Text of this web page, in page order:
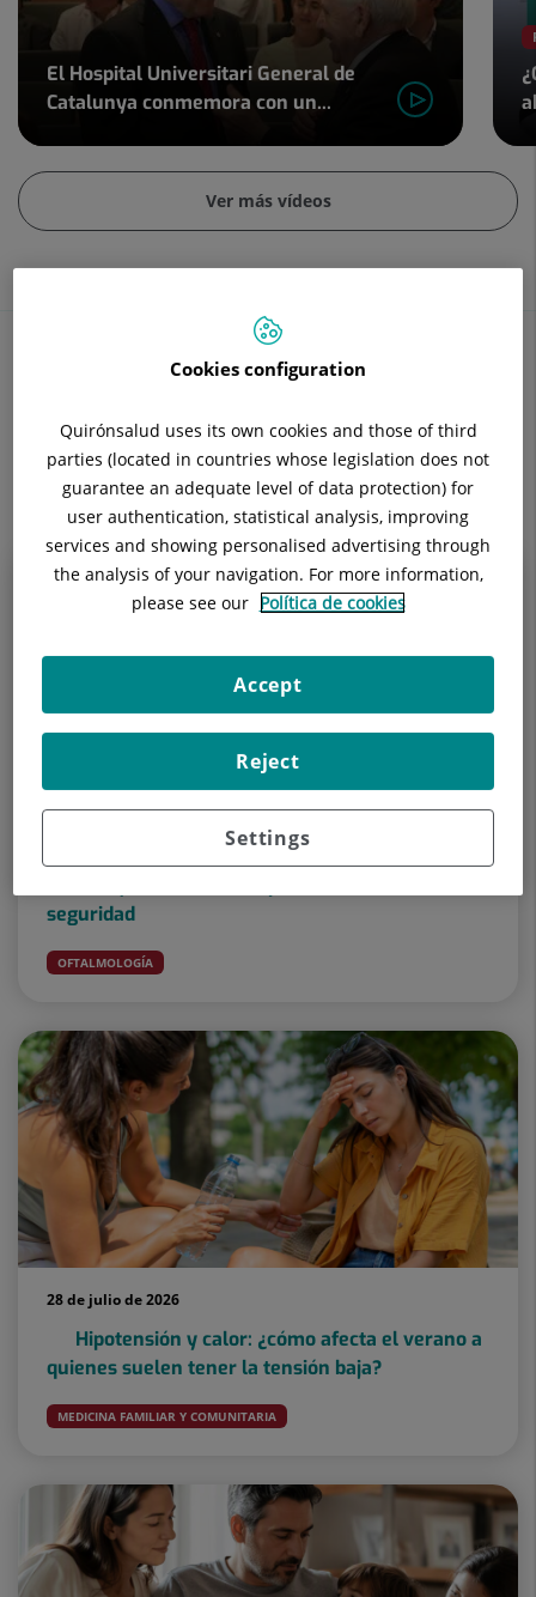
El Hospital Universitari General de
Catalunya conmemora con un...
2
de
4
Ver más vídeos
Conoce tu salud desde todas las perspectivas
3 de agosto de 2026
Eclipse solar del 12 de agosto: cómo proteger
seguridad
OFTALMOLOGÍA
28 de julio de 2026
Hipotensión y calor: ¿cómo afecta el verano a
quienes suelen tener la tensión baja?
MEDICINA FAMILIAR Y COMUNITARIA
Cookies configuration
Quirónsalud uses its own cookies and those of third
parties (located in countries whose legislation does not
guarantee an adequate level of data protection) for
user authentication, statistical analysis, improving
services and showing personalised advertising through
the analysis of your navigation. For more information,
please see our Política de cookies
Settings
Reject
Accept